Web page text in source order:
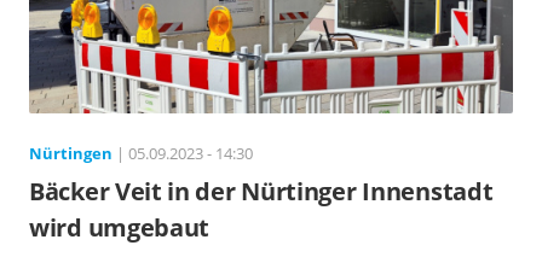
Nürtingen | 05.09.2023 - 14:30
Bäcker Veit in der Nürtinger Innenstadt
wird umgebaut